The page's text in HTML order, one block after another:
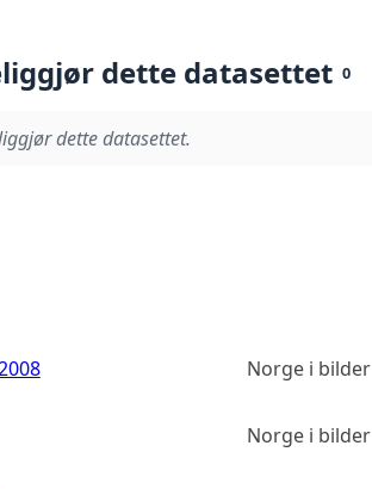
dette datasettet 0
dette datasettet.
Norge i bilder
Norge i bilder